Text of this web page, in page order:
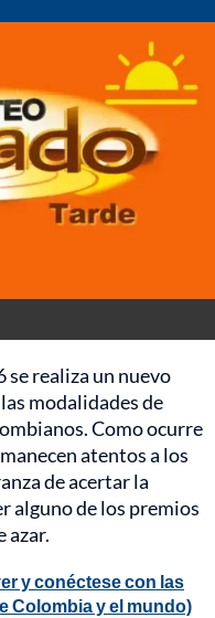
se realiza un nuevo
modalidades de
Como ocurre
atentos a los
de acertar la
alguno de los premios
azar.
y conéctese con las
Colombia y el mundo)